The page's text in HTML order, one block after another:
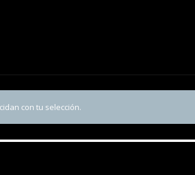
con tu selección.